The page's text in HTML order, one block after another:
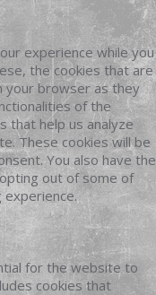
experience while you
the cookies that are
your browser as they
of the
that help us analyze
These cookies will be
You also have the
out of some of
for the website to
cookies that